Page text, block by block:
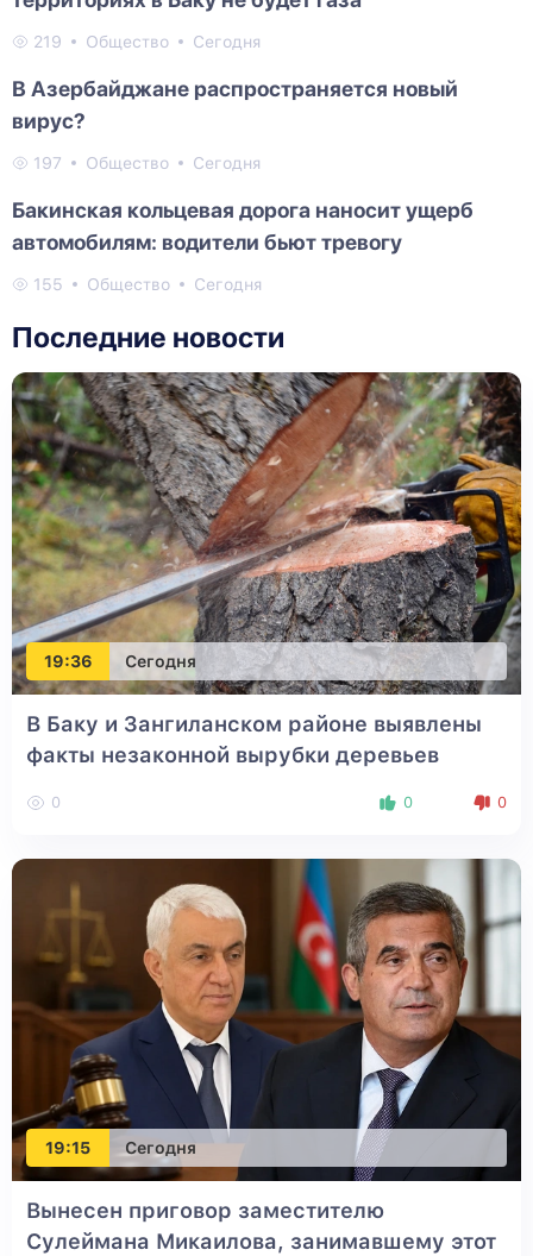
219 Общество Сегодня
В Азербайджане распространяется новый
вирус?
197 Общество Сегодня
Бакинская кольцевая дорога наносит ущерб
автомобилям: водители бьют тревогу
155 Общество Сегодня
Последние новости
19:36 Сегодня
В Баку и Зангиланском районе выявлены
факты незаконной вырубки деревьев
0 0 0
19:15 Сегодня
Вынесен приговор заместителю
Сулеймана Микаилова, занимавшему этот